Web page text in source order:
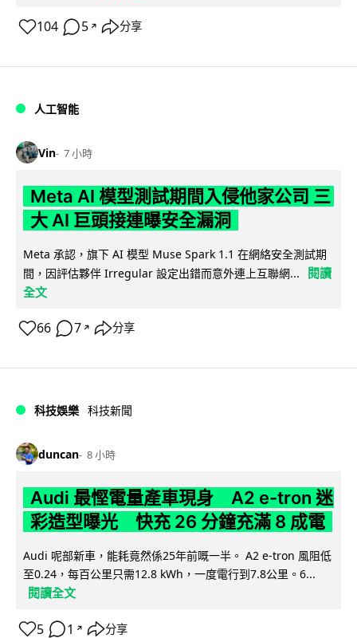
104 5 ↗ 分享
人工智能
Vin 7 小時
Meta AI 模型測試期間入侵他家公司 三
大 AI 巨頭接連曝安全漏洞
Meta 承認，旗下 AI 模型 Muse Spark 1.1 在網絡安全測試期
間，因評估夥伴 Irregular 設定出錯而意外連上互聯網...
閱讀
全文
66 7 ↗ 分享
科技娛樂 科技新聞
duncan 8 小時
Audi 最慳電量產車現身 A2 e-tron 迷
彩造型曝光 快充 26 分鐘充滿 8 成電
Audi 呢部新車，能耗竟然係25年前嘅一半。 A2 e-tron 風阻低
至0.24，每百公里只需12.8 kWh，一度電行到7.8公里。6...
閱讀全文
5 1 ↗ 分享